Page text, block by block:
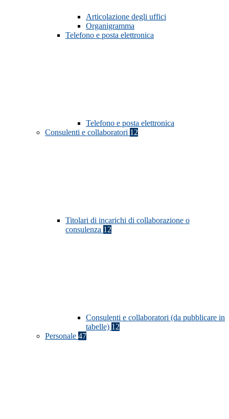
Articolazione degli uffici
Organigramma
Telefono e posta elettronica
Telefono e posta elettronica
Consulenti e collaboratori 12
Titolari di incarichi di collaborazione o
consulenza 12
Consulenti e collaboratori (da pubblicare in
tabelle) 12
Personale 47